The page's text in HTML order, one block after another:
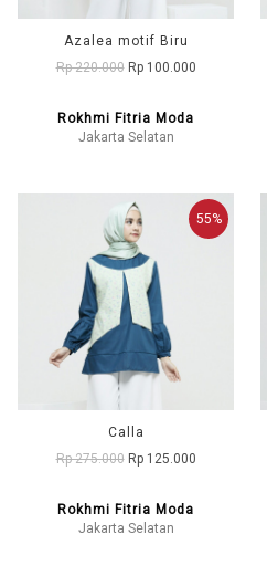
Azalea motif Biru
Rp 220.000 Rp 100.000
Rokhmi Fitria Moda
Jakarta Selatan
55%
Calla
Rp 275.000 Rp 125.000
Rokhmi Fitria Moda
Jakarta Selatan